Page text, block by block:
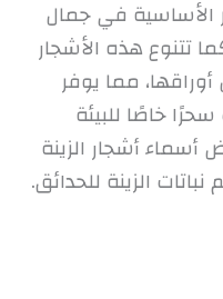
الأساسية في جمال
تتنوع هذه الأشجار
مما يوفر
خاصًا للبيئة
أشجار الزينة
الزينة للحدائق.